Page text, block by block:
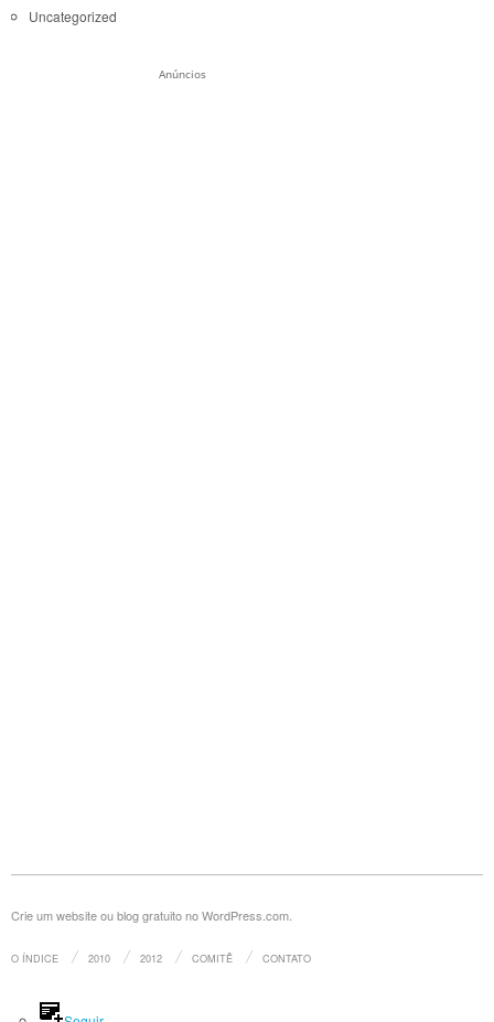
Uncategorized
Anúncios
Crie um website ou blog gratuito no WordPress.com.
O ÍNDICE 2010 2012 COMITÊ CONTATO